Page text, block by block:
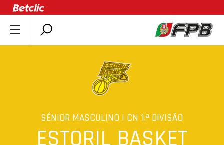
SOBRE A FPB
ASSOCIAÇÕES
CLUBES
SÉNIOR MASCULINO | CN 1.ª DIVISÃO
ESTORIL BASKET